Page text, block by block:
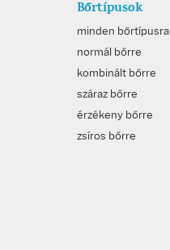
Bőrtípusok
minden bőrtípusra
normál bőrre
kombinált bőrre
száraz bőrre
érzékeny bőrre
zsíros bőrre